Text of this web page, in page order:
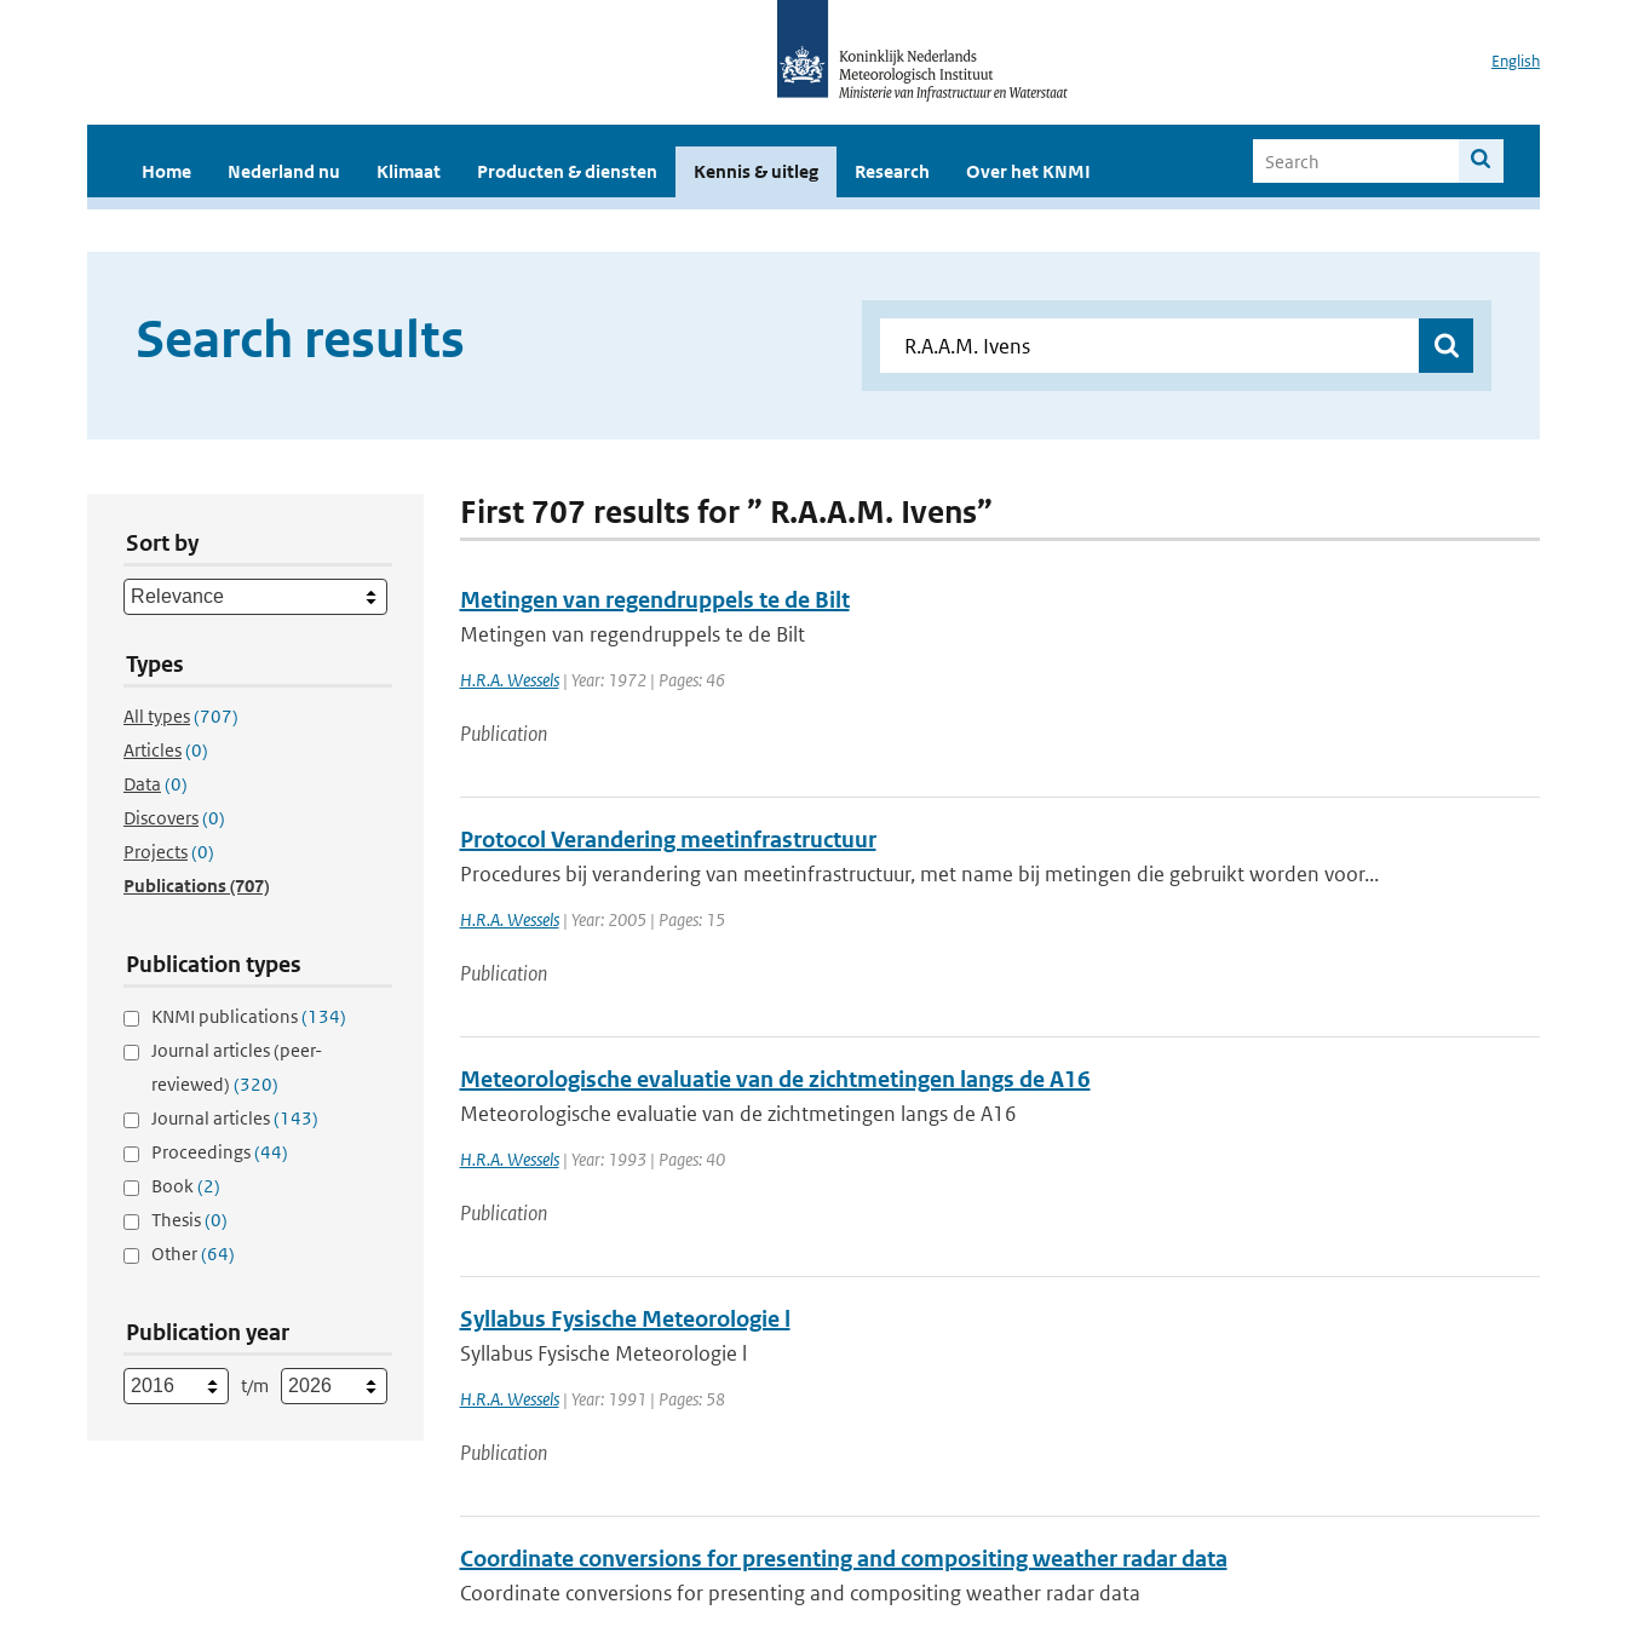
English
Home Nederland nu Klimaat Producten & diensten Kennis & uitleg Research Over het KNMI
Search results
Sort by
Types
All types(707)
Articles(0)
Data (0)
Discovers(0)
Projects(0)
Publications(707)
Publication types
KNMI publications(134)
Journal articles (peer-
reviewed) (320)
Journal articles(143)
Proceedings(44)
Book(2)
Thesis(0)
Other(64)
Publication year
t/m
First 707 results for ” R.A.A.M. Ivens”
Metingen van regendruppels te de Bilt
Metingen van regendruppels te de Bilt
H.R.A. Wessels| Year: 1972 | Pages: 46
Publication
Protocol Verandering meetinfrastructuur
Procedures bij verandering van meetinfrastructuur, met name bij metingen die gebruikt worden voor...
H.R.A. Wessels| Year: 2005 | Pages: 15
Publication
Meteorologische evaluatie van de zichtmetingen langs de A16
Meteorologische evaluatie van de zichtmetingen langs de A16
H.R.A. Wessels| Year: 1993 | Pages: 40
Publication
Syllabus Fysische Meteorologie l
Syllabus Fysische Meteorologie l
H.R.A. Wessels| Year: 1991 | Pages: 58
Publication
Coordinate conversions for presenting and compositing weather radar data
Coordinate conversions for presenting and compositing weather radar data